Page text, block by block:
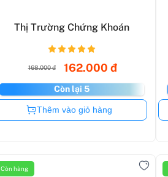
Thị Trường Chứng Khoán
168.000 đ 162.000 đ
Còn lại 5
Còn hàng
Thêm vào giỏ hàng
Còn hàng